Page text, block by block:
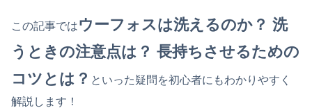
この記事ではウーフォスは洗えるのか？ 洗
うときの注意点は？ 長持ちさせるための
コツとは？ といった疑問を初心者にもわかりやすく
解説します！